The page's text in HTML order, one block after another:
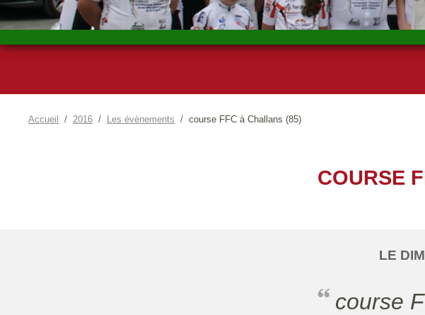
Accueil 2016 Les évènements course FFC à Challans (85)
COURSE
LE
course